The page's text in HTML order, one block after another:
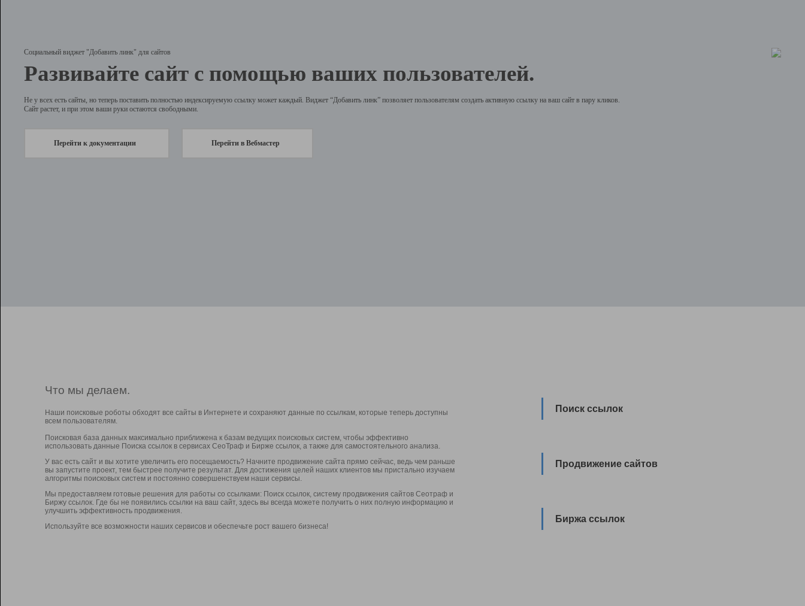
Социальный виджет "Добавить линк" для сайтов
Развивайте сайт с помощью ваших пользователей.
Не у всех есть сайты, но теперь поставить полностью индексируемую ссылку может каждый. Виджет “Добавить линк” позволяет пользователям создать активную ссылку на ваш сайт в пару кликов.
Сайт растет, и при этом ваши руки остаются свободными.
Перейти к документации Перейти в Вебмастер
Что мы делаем.
Наши поисковые роботы обходят все сайты в Интернете и сохраняют данные по ссылкам, которые теперь доступны
всем пользователям.
Поисковая база данных максимально приближена к базам ведущих поисковых систем, чтобы эффективно
использовать данные Поиска ссылок в сервисах СеоТраф и Бирже ссылок, а также для самостоятельного анализа.
У вас есть сайт и вы хотите увеличить его посещаемость? Начните продвижение сайта прямо сейчас, ведь чем раньше
вы запустите проект, тем быстрее получите результат. Для достижения целей наших клиентов мы пристально изучаем
алгоритмы поисковых систем и постоянно совершенствуем наши сервисы.
Мы предоставляем готовые решения для работы со ссылками: Поиск ссылок, систему продвижения сайтов Сеотраф и
Биржу ссылок. Где бы не появились ссылки на ваш сайт, здесь вы всегда можете получить о них полную информацию и
улучшить эффективность продвижения.
Используйте все возможности наших сервисов и обеспечьте рост вашего бизнеса!
Поиск ссылок
Продвижение сайтов
Биржа ссылок